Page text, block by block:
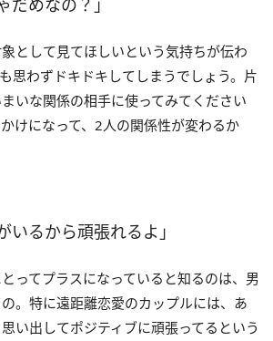
として見てほしいという気持ちが伝わ
思わずドキドキしてしまうでしょう。片
いな関係の相手に使ってみてください
けになって、2人の関係性が変わるか
いるから頑張れるよ」
ってプラスになっていると知るのは、男
。特に遠距離恋愛のカップルには、あ
い出してポジティブに頑張ってるという